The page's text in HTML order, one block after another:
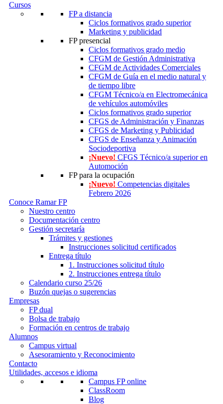
Cursos
FP a distancia
Ciclos formativos grado superior
Marketing y publicidad
FP presencial
Ciclos formativos grado medio
CFGM de Gestión Administrativa
CFGM de Actividades Comerciales
CFGM de Guía en el medio natural y
de tiempo libre
CFGM Técnico/a en Electromecánica
de vehículos automóviles
Ciclos formativos grado superior
CFGS de Administración y Finanzas
CFGS de Marketing y Publicidad
CFGS de Enseñanza y Animación
Sociodeportiva
¡Nuevo! CFGS Técnico/a superior en
Automoción
FP para la ocupación
¡Nuevo! Competencias digitales
Febrero 2026
Conoce Ramar FP
Nuestro centro
Documentación centro
Gestión secretaría
Trámites y gestiones
Instrucciones solicitud certificados
Entrega título
1. Instrucciones solicitud título
2. Instrucciones entrega título
Calendario curso 25/26
Buzón quejas o sugerencias
Empresas
FP dual
Bolsa de trabajo
Formación en centros de trabajo
Alumnos
Campus virtual
Asesoramiento y Reconocimiento
Contacto
Utilidades, accesos e idioma
Campus FP online
ClassRoom
Blog